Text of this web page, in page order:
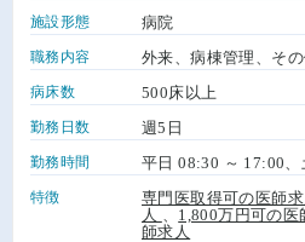
施設形態 病院
職務内容 外来、病棟管理、そ
病床数 500床以上
勤務日数 週5日
勤務時間 平日 08:30 ～ 17:00
特徴 専門医取得可の医師求
人
1,800万円可の医
師求人